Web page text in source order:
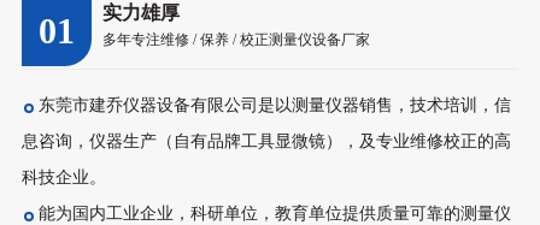
01 实力雄厚
多年专注维修 / 保养 / 校正测量仪设备厂家
东莞市建乔仪器设备有限公司是以测量仪器销售，技术培训，信
息咨询，仪器生产（自有品牌工具显微镜），及专业维修校正的高
科技企业。
能为国内工业企业，科研单位，教育单位提供质量可靠的测量仪